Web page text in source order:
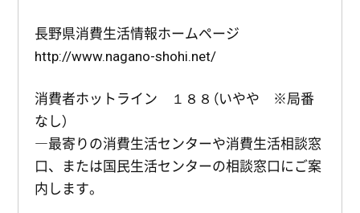
長野県消費生活情報ホームページ
http://www.nagano-shohi.net/
消費者ホットライン １８８（いやや ※局番
なし）
―最寄りの消費生活センターや消費生活相談窓
口、または国民生活センターの相談窓口にご案
内します。